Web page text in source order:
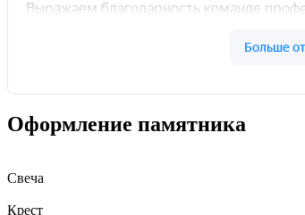
Оформление памятника
Свеча
Крест